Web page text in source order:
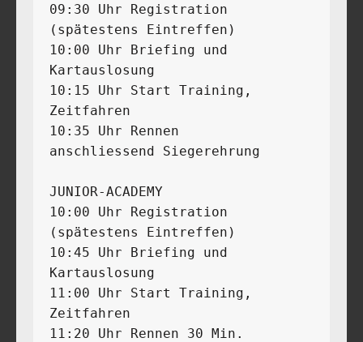
09:30 Uhr Registration
(spätestens Eintreffen)
10:00 Uhr Briefing und
Kartauslosung
10:15 Uhr Start Training,
Zeitfahren
10:35 Uhr Rennen
anschliessend Siegerehrung
JUNIOR-ACADEMY
10:00 Uhr Registration
(spätestens Eintreffen)
10:45 Uhr Briefing und
Kartauslosung
11:00 Uhr Start Training,
Zeitfahren
11:20 Uhr Rennen 30 Min.